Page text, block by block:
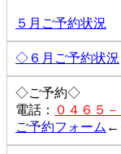
５月ご予約状況
◇６月ご予約状況
◇ご予約◇
電話： ０４６５
ご予約フォーム ←